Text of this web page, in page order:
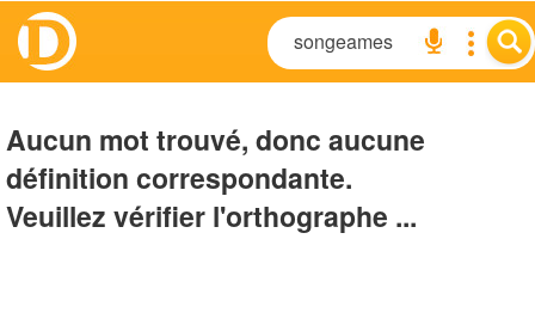
Aucun mot trouvé, donc aucune
définition correspondante.
Veuillez vérifier l'orthographe ...